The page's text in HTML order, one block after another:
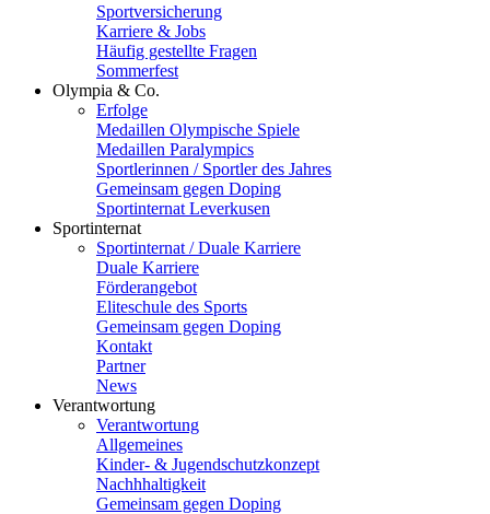
Sportversicherung
Karriere & Jobs
Häufig gestellte Fragen
Sommerfest
Olympia & Co.
Erfolge
Medaillen Olympische Spiele
Medaillen Paralympics
Sportlerinnen / Sportler des Jahres
Gemeinsam gegen Doping
Sportinternat Leverkusen
Sportinternat
Sportinternat / Duale Karriere
Duale Karriere
Förderangebot
Eliteschule des Sports
Gemeinsam gegen Doping
Kontakt
Partner
News
Verantwortung
Verantwortung
Allgemeines
Kinder- & Jugendschutzkonzept
Nachhhaltigkeit
Gemeinsam gegen Doping